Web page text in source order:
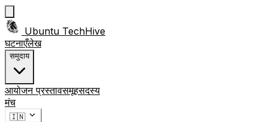
Ubuntu TechHive
घटनाएँलेख
समुदाय
आयोजन प्रस्तावसमूहसदस्य
मंच
🇮🇳